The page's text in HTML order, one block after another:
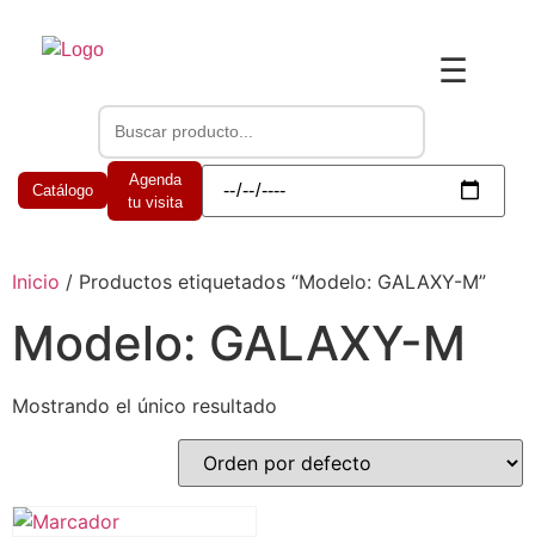
☰
Catálogo
Agenda
tu visita
Inicio / Productos etiquetados “Modelo: GALAXY-M”
Modelo: GALAXY-M
Mostrando el único resultado